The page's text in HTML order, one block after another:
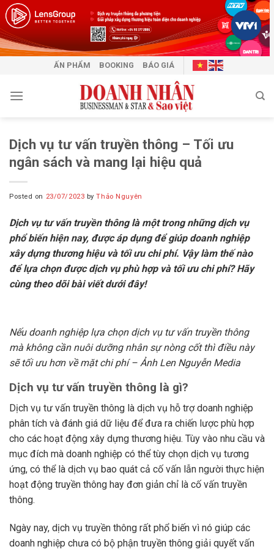
Skip
to
content
ẤN PHẨM BOOKING BÁO GIÁ
Dịch vụ tư vấn truyền thông – Tối ưu
ngân sách và mang lại hiệu quả
Posted on 23/07/2023 byThảo Nguyên
Dịch vụ tư vấn truyền thông là một trong những dịch vụ
phổ biến hiện nay, được áp dụng để giúp doanh nghiệp
xây dựng thương hiệu và tối ưu chi phí. Vậy làm thế nào
để lựa chọn được dịch vụ phù hợp và tối ưu chi phí? Hãy
cùng theo dõi bài viết dưới đây!
Nếu doanh nghiệp lựa chọn dịch vụ tư vấn truyền thông
mà không cần nuôi dưỡng nhân sự nòng cốt thì điều này
sẽ tối ưu hơn về mặt chi phí – Ảnh Len Nguyễn Media
Dịch vụ tư vấn truyền thông là gì?
Dịch vụ tư vấn truyền thông là dịch vụ hỗ trợ doanh nghiệp
phân tích và đánh giá dữ liệu để đưa ra chiến lược phù hợp
cho các hoạt động xây dựng thương hiệu. Tùy vào nhu cầu và
mục đích mà doanh nghiệp có thể tùy chọn dịch vụ tương
ứng, có thể là dịch vụ bao quát cả cố vấn lẫn người thực hiện
hoạt động truyền thông hay đơn giản chỉ là cố vấn truyền
thông.
Ngày nay, dịch vụ truyền thông rất phổ biến vì nó giúp các
doanh nghiệp chưa có bộ phận truyền thông giải quyết vấn